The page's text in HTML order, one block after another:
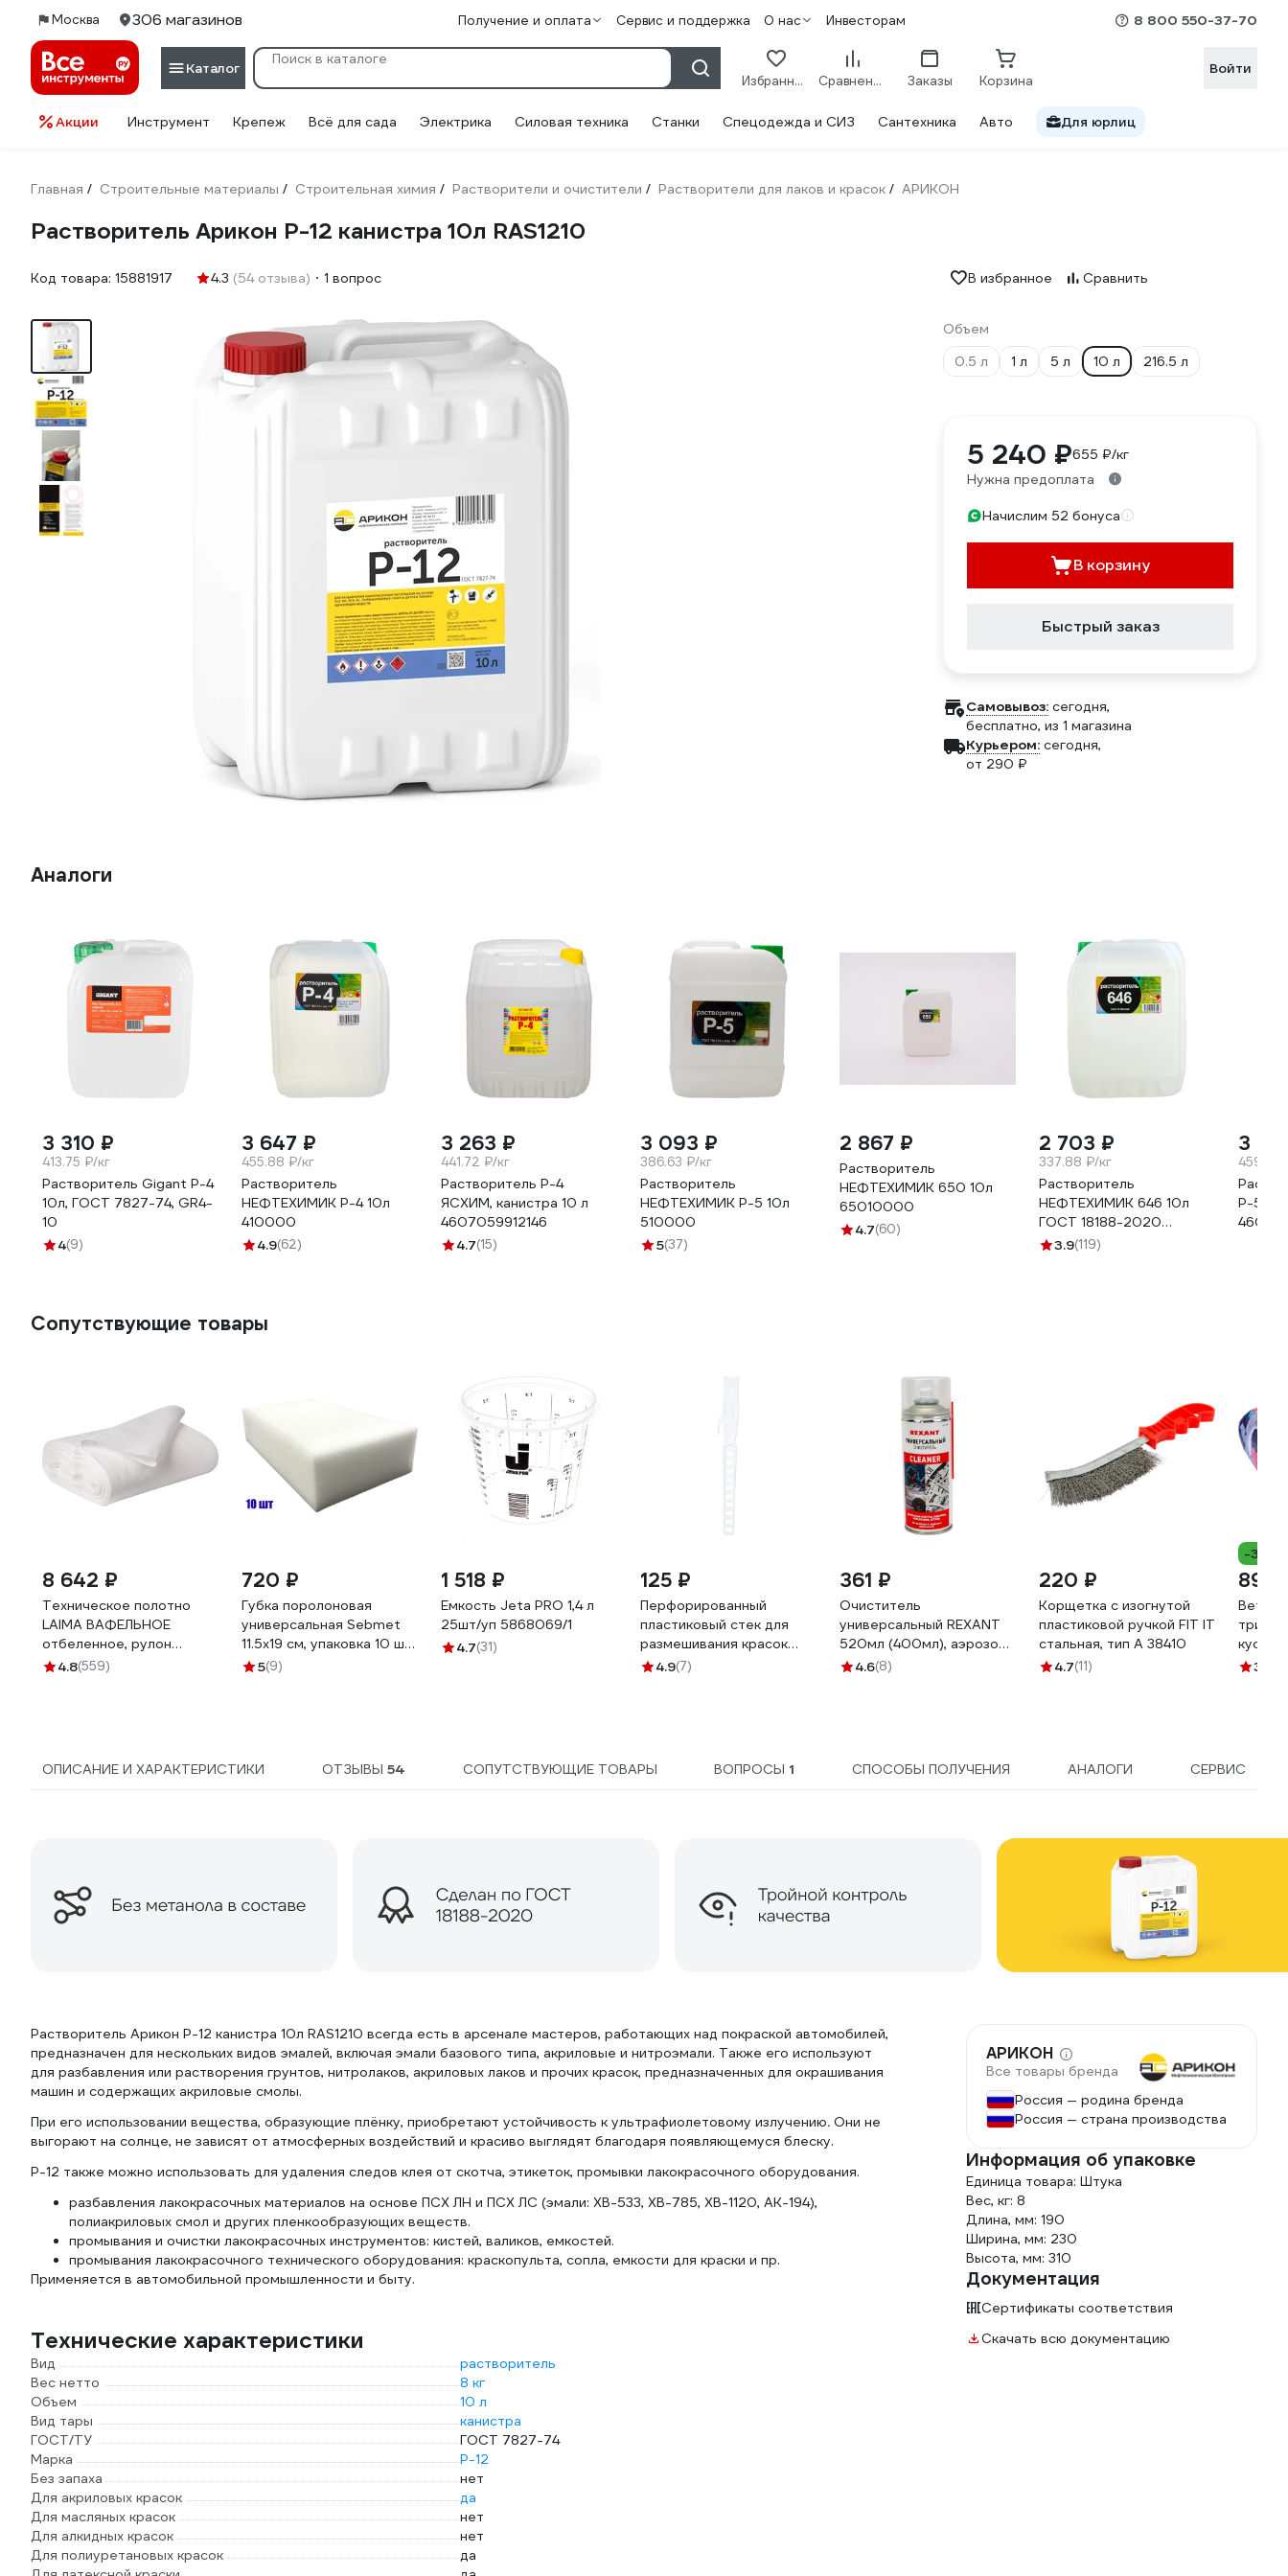
Москва 306 магазинов Получение и оплата Сервис и поддержка О нас Инвесторам 8 800 550-37-70
Каталог
Избранное Сравнение Заказы Корзина
Войти
Акции Инструмент Крепеж Всё для сада Электрика Силовая техника Станки Спецодежда и СИЗ Сантехника Авто Для юрлиц
Главная / Строительные материалы / Строительная химия / Растворители и очистители / Растворители для лаков и красок / АРИКОН
Растворитель Арикон Р-12 канистра 10л RAS1210
Код товара: 15881917 4.3 (54 отзыва) 1 вопрос В избранное Сравнить
Объем
0.5 л
1 л 5 л 10 л 216.5 л
5 240 ₽655 ₽/кг
Нужна предоплата
Начислим 52 бонуса
В корзину
Быстрый заказ
Самовывоз: сегодня,
бесплатно, из 1 магазина
Курьером: сегодня,
от 290 ₽
Аналоги
3 310 ₽
413.75 ₽/кг
Растворитель Gigant Р-4
10л, ГОСТ 7827-74, GR4-
10
4(9)
3 647 ₽
455.88 ₽/кг
Растворитель
НЕФТЕХИМИК Р-4 10л
410000
4.9(62)
3 263 ₽
441.72 ₽/кг
Растворитель Р-4
ЯСХИМ, канистра 10 л
4607059912146
4.7(15)
3 093 ₽
386.63 ₽/кг
Растворитель
НЕФТЕХИМИК Р-5 10л
510000
5(37)
2 867 ₽
Растворитель
НЕФТЕХИМИК 650 10л
65010000
4.7(60)
2 703 ₽
337.88 ₽/кг
Растворитель
НЕФТЕХИМИК 646 10л
ГОСТ 18188-2020
6461000
3.9(119)
3
459.46
Р-5,
Сопутствующие товары
8 642 ₽
Техническое полотно
LAIMA ВАФЕЛЬНОЕ
отбеленное, рулон
0,45х50 м, плотность 120
4.8(559)
720 ₽
Губка поролоновая
универсальная Sebmet
11.5х19 см, упаковка 10 шт
TDST1930.10
5(9)
1 518 ₽
Емкость Jeta PRO 1,4 л
25шт/уп 5868069/1
4.7(31)
125 ₽
Перфорированный
пластиковый стек для
размешивания красок
DEKOR 33 см 1391
4.9(7)
361 ₽
Очиститель
универсальный REXANT
520мл (400мл), аэрозоль
85-0002
4.6(8)
220 ₽
Корщетка с изогнутой
пластиковой ручкой FIT IT
стальная, тип А 38410
4.7(11)
-37%
899
куски,
3.6
ОПИСАНИЕ И ХАРАКТЕРИСТИКИ ОТЗЫВЫ 54 СОПУТСТВУЮЩИЕ ТОВАРЫ ВОПРОСЫ 1 СПОСОБЫ ПОЛУЧЕНИЯ АНАЛОГИ СЕРВИС
Растворитель Арикон Р-12 канистра 10л RAS1210 всегда есть в арсенале мастеров, работающих над покраской автомобилей,
предназначен для нескольких видов эмалей, включая эмали базового типа, акриловые и нитроэмали. Также его используют
для разбавления или растворения грунтов, нитролаков, акриловых лаков и прочих красок, предназначенных для окрашивания
машин и содержащих акриловые смолы.
При его использовании вещества, образующие плёнку, приобретают устойчивость к ультрафиолетовому излучению. Они не
выгорают на солнце, не зависят от атмосферных воздействий и красиво выглядят благодаря появляющемуся блеску.
Р-12 также можно использовать для удаления следов клея от скотча, этикеток, промывки лакокрасочного оборудования.
разбавления лакокрасочных материалов на основе ПСХ ЛН и ПСХ ЛС (эмали: ХВ-533, ХВ-785, ХВ-1120, АК-194),
полиакриловых смол и других пленкообразующих веществ.
промывания и очистки лакокрасочных инструментов: кистей, валиков, емкостей.
промывания лакокрасочного технического оборудования: краскопульта, сопла, емкости для краски и пр.
Применяется в автомобильной промышленности и быту.
Технические характеристики
Вид
растворитель
Вес нетто
8 кг
Объем
10 л
Вид тары
канистра
ГОСТ/ТУ
ГОСТ 7827-74
Марка
Р-12
Без запаха
нет
Для акриловых красок
да
Для масляных красок
нет
Для алкидных красок
нет
Для полиуретановых красок
да
АРИКОН
Все товары бренда
Россия — родина бренда
Россия — страна производства
Информация об упаковке
Единица товара: Штука
Вес, кг: 8
Длина, мм: 190
Ширина, мм: 230
Высота, мм: 310
Документация
Сертификаты соответствия
Скачать всю документацию